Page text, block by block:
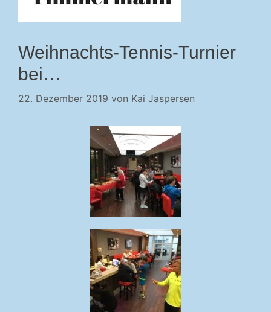
Weihnachts-Tennis-Turnier
bei…
22. Dezember 2019 von Kai Jaspersen